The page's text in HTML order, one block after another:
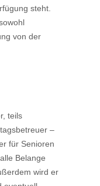
steht.
von der
teils
–
für Senioren
Belange
wird er